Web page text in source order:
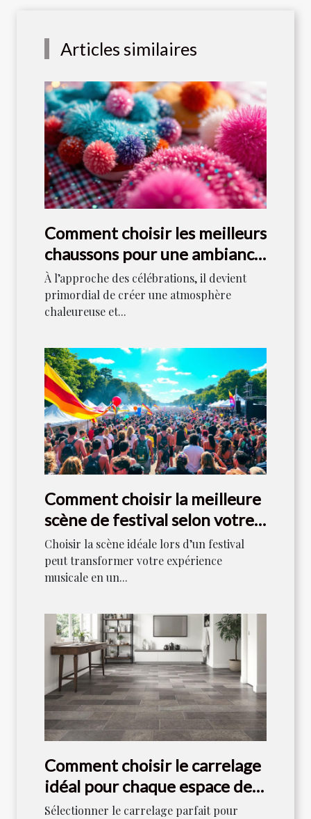
Articles similaires
Comment choisir les meilleurs
chaussons pour une ambiance
festive ?
À l’approche des célébrations, il devient
primordial de créer une atmosphère
chaleureuse et...
Comment choisir la meilleure
scène de festival selon votre
style musical ?
Choisir la scène idéale lors d’un festival
peut transformer votre expérience
musicale en un...
Comment choisir le carrelage
idéal pour chaque espace de
votre maison ?
Sélectionner le carrelage parfait pour